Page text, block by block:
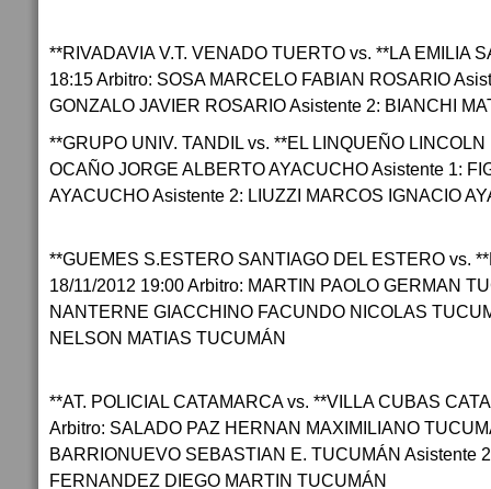
**RIVADAVIA V.T. VENADO TUERTO vs. **LA EMILIA
18:15 Arbitro: SOSA MARCELO FABIAN ROSARIO
GONZALO JAVIER ROSARIO Asistente 2: BIANCHI
**GRUPO UNIV. TANDIL vs. **EL LINQUEÑO
OCAÑO JORGE ALBERTO AYACUCHO Asistente 1:
AYACUCHO Asistente 2: LIUZZI MARCOS IGNACIO
**GUEMES S.ESTERO SANTIAGO DEL ESTERO vs.
18/11/2012 19:00 Arbitro: MARTIN PAOLO GERMAN
NANTERNE GIACCHINO FACUNDO NICOLAS
NELSON MATIAS TUCUMÁN
**AT. POLICIAL CATAMARCA vs. **VILLA CUBAS
Arbitro: SALADO PAZ HERNAN MAXIMILIANO
BARRIONUEVO SEBASTIAN E. TUCUMÁN Asistente
FERNANDEZ DIEGO MARTIN TUCUMÁN